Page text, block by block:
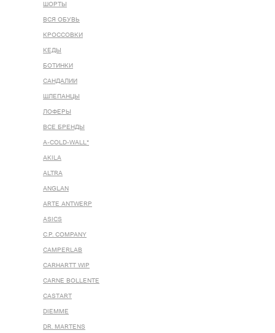
ШОРТЫ
ВСЯ ОБУВЬ
КРОССОВКИ
КЕДЫ
БОТИНКИ
САНДАЛИИ
ШЛЕПАНЦЫ
ЛОФЕРЫ
ВСЕ БРЕНДЫ
A-COLD-WALL*
AKILA
ALTRA
ANGLAN
ARTE ANTWERP
ASICS
C.P. COMPANY
CAMPERLAB
CARHARTT WIP
CARNE BOLLENTE
CASTART
DIEMME
DR. MARTENS